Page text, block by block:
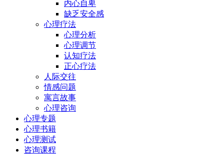
内心自卑
缺乏安全感
心理疗法
心理分析
心理调节
认知疗法
正心疗法
人际交往
情感问题
寓言故事
心理咨询
心理专题
心理书籍
心理测试
咨询课程